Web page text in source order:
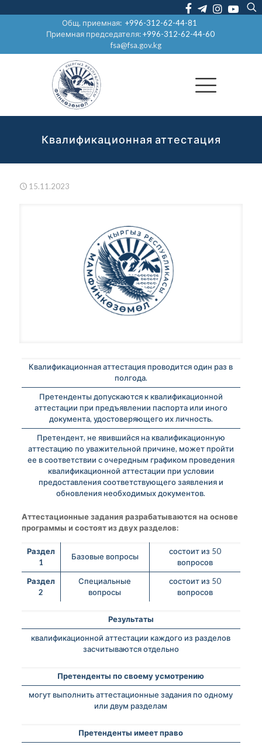
Общ. приемная:+996-312-62-44-81
Приемная председателя:+996-312-62-44-60
fsa@fsa.gov.kg
Квалификационная аттестация
15.11.2023
Квалификационная аттестация проводится один раз в
полгода.
Претенденты допускаются к квалификационной
аттестации при предъявлении паспорта или иного
документа, удостоверяющего их личность.
Претендент, не явившийся на квалификационную
аттестацию по уважительной причине, может пройти
ее в соответствии с очередным графиком проведения
квалификационной аттестации при условии
предоставления соответствующего заявления и
обновления необходимых документов.
Аттестационные задания разрабатываются на основе
программы и состоят из двух разделов:
Раздел
1
Базовые вопросы
состоит из 50
вопросов
Раздел
2
Специальные
вопросы
состоит из 50
вопросов
Результаты
квалификационной аттестации каждого из разделов
засчитываются отдельно
Претенденты по своему усмотрению
могут выполнить аттестационные задания по одному
или двум разделам
Претенденты имеет право